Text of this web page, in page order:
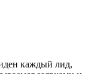
каждый лид,